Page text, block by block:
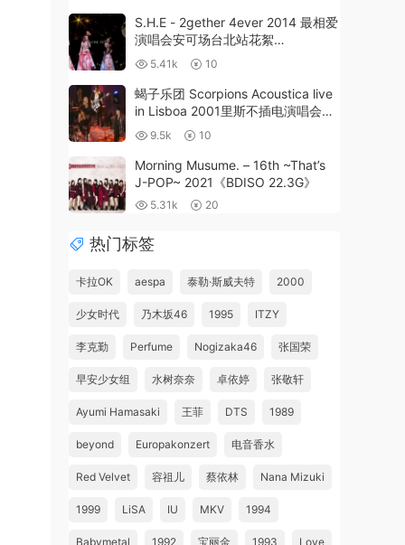
S.H.E - 2gether 4ever 2014 最相爱
演唱会安可场台北站花絮
（DVD/ISO/3.79）
5.41k 10
蝎子乐团 Scorpions Acoustica live
in Lisboa 2001里斯不插电演唱会
（DVD ISO 4.36G）
9.5k 10
Morning Musume. – 16th ~That’s
J-POP~ 2021《BDISO 22.3G》
5.31k 20
热门标签
卡拉OK aespa 泰勒·斯威夫特 2000
少女时代 乃木坂46 1995 ITZY
李克勤 Perfume Nogizaka46 张国荣
早安少女组 水树奈奈 卓依婷 张敬轩
Ayumi Hamasaki 王菲 DTS 1989
beyond Europakonzert 电音香水
Red Velvet 容祖儿 蔡依林 Nana Mizuki
1999 LiSA IU MKV 1994
Babymetal 1992 宝丽金 1993 Love